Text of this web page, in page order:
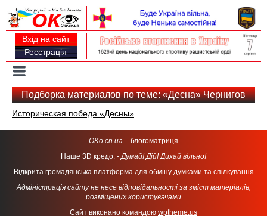
Вхід на сайт
Реєстрація
navigation
Подборка материалов по теме: «Десна» Чернигов
Историческая победа «Десны»
OKo.cn.ua – блогоматриця
Наше 3D кредо: -Думай! Дій! Дихай вільно!
Відкрита громадянська платформа для обміну думками та спілкування
Адміністрація сайту не несе відповідальності за зміст матеріалів,
розміщених користувачами
Сайт виконано командою wptheme.us